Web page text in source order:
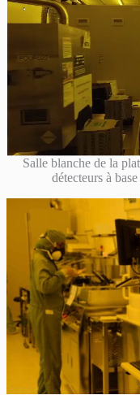
Salle blanche de la
détecteurs à